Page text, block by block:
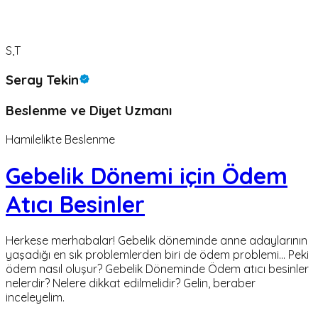
S,T
Seray Tekin
Beslenme ve Diyet Uzmanı
Hamilelikte Beslenme
Gebelik Dönemi için Ödem
Atıcı Besinler
Herkese merhabalar! Gebelik döneminde anne adaylarının
yaşadığı en sık problemlerden biri de ödem problemi… Peki
ödem nasıl oluşur? Gebelik Döneminde Ödem atıcı besinler
nelerdir? Nelere dikkat edilmelidir? Gelin, beraber
inceleyelim.